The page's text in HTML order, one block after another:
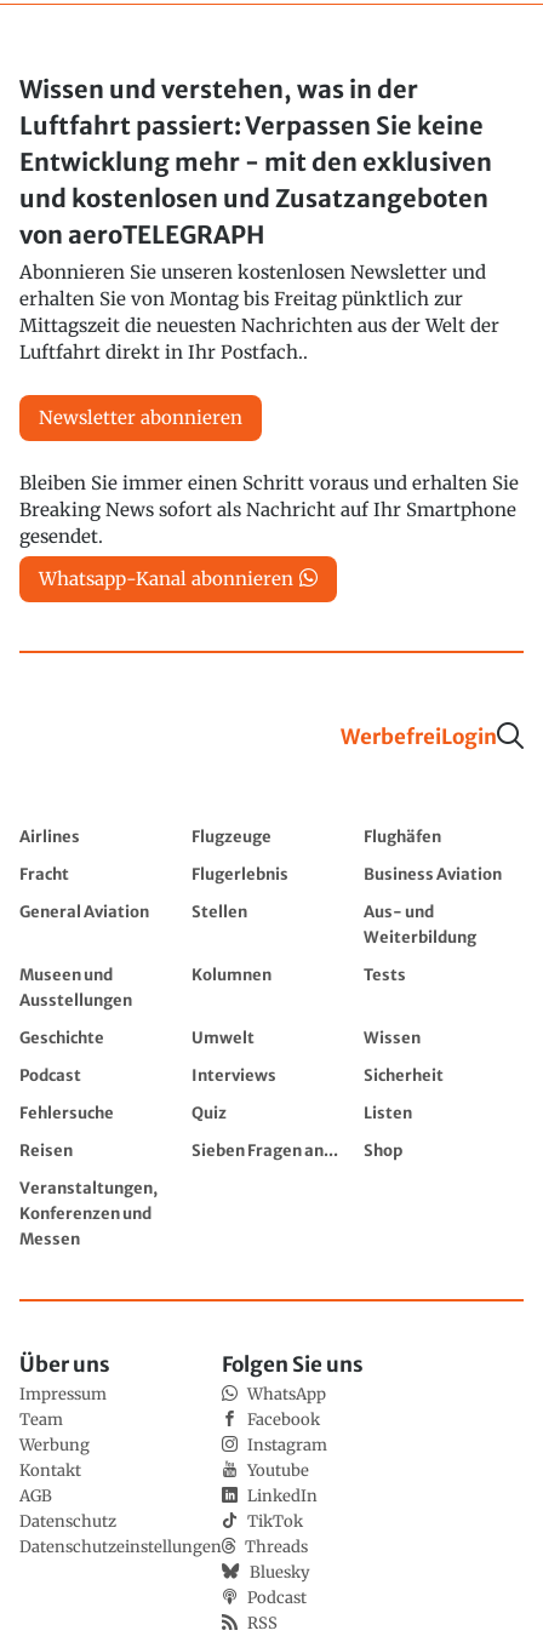
Wissen und verstehen, was in der
Luftfahrt passiert: Verpassen Sie keine
Entwicklung mehr - mit den exklusiven
und kostenlosen und Zusatzangeboten
von aeroTELEGRAPH
Abonnieren Sie unseren kostenlosen Newsletter und
erhalten Sie von Montag bis Freitag pünktlich zur
Mittagszeit die neuesten Nachrichten aus der Welt der
Luftfahrt direkt in Ihr Postfach..
Newsletter abonnieren
Bleiben Sie immer einen Schritt voraus und erhalten Sie
Breaking News sofort als Nachricht auf Ihr Smartphone
gesendet.
Whatsapp-Kanal abonnieren
WerbefreiLogin
Airlines Flugzeuge
Flughäfen
Fracht
Flugerlebnis
Business Aviation
General Aviation
Stellen
Aus- und
Weiterbildung
Museen und
Ausstellungen
Kolumnen Tests
Geschichte Umwelt
Wissen
Podcast
Interviews
Sicherheit
Fehlersuche
Quiz
Listen
Reisen
Sieben Fragen an...
Shop
Veranstaltungen,
Konferenzen und
Messen
Über uns
Impressum
Team
Werbung
Kontakt
AGB
Datenschutz
Datenschutzeinstellungen
Folgen Sie uns
WhatsApp
Facebook
Instagram
Youtube
LinkedIn
TikTok
Threads
Bluesky
Podcast
RSS